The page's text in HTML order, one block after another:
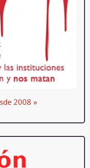
2008 »